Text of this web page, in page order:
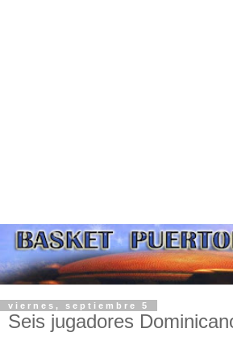
viernes, septiembre 5
Seis jugadores